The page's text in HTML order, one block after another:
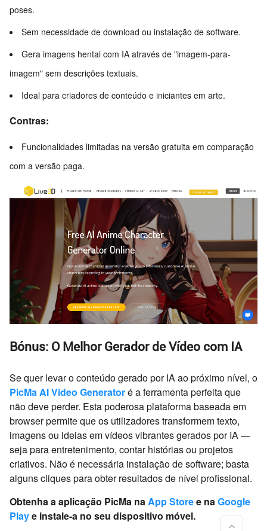
poses.
Sem necessidade de download ou instalação de software.
Gera imagens hentai com IA através de "imagem-para-
imagem" sem descrições textuais.
Ideal para criadores de conteúdo e iniciantes em arte.
Contras:
Funcionalidades limitadas na versão gratuita em comparação
com a versão paga.
Bónus: O Melhor Gerador de Vídeo com IA
Se quer levar o conteúdo gerado por IA ao próximo nível, o
PicMa AI Video Generatoré a ferramenta perfeita que
não deve perder. Esta poderosa plataforma baseada em
browser permite que os utilizadores transformem texto,
imagens ou ideias em vídeos vibrantes gerados por IA —
seja para entretenimento, contar histórias ou projetos
criativos. Não é necessária instalação de software; basta
alguns cliques para obter resultados de nível profissional.
Obtenha a aplicação PicMa na App Storee na Google
Playe instale-a no seu dispositivo móvel.